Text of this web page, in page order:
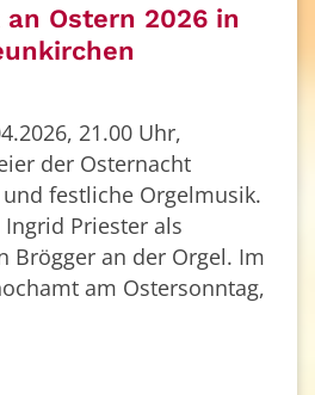
Ostern 2026 in
21.00 Uhr,
der Osternacht
festliche Orgelmusik.
Priester als
Brögger an der Orgel. Im
am Ostersonntag,